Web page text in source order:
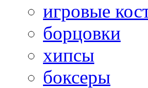
игровые
борцовки
хипсы
боксеры